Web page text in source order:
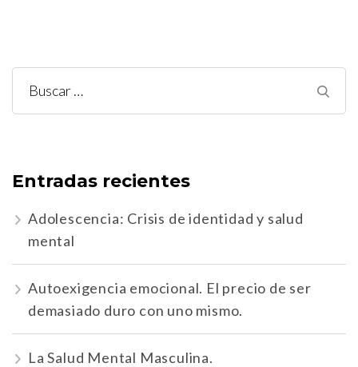
Buscar:
Entradas recientes
Adolescencia: Crisis de identidad y salud
mental
Autoexigencia emocional. El precio de ser
demasiado duro con uno mismo.
La Salud Mental Masculina.